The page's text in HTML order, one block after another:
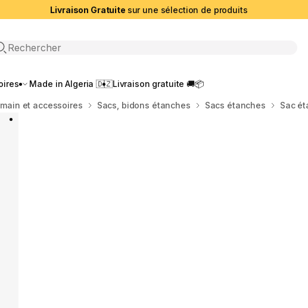
Livraison Gratuite sur une sélection de produits
ouverte
Made in Algeria 🇩🇿Livraison gratuite 🚚📦
et accessoires Sacs, bidons étanches Sacs étanches Sac